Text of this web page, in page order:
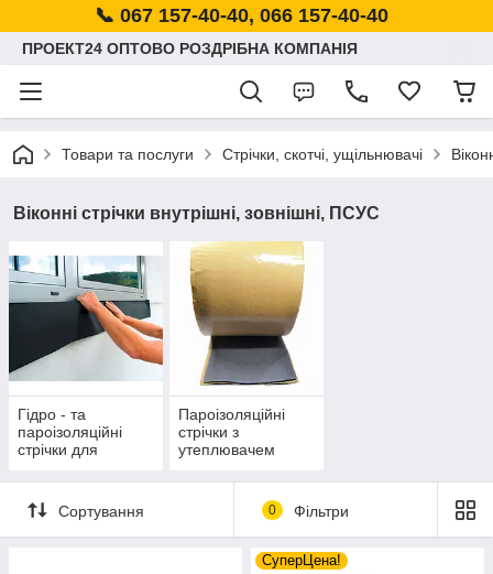
📞 067 157-40-40, 066 157-40-40
ПРОЕКТ24 ОПТОВО РОЗДРІБНА КОМПАНІЯ
Товари та послуги Стрічки, скотчі, ущільнювачі
Віконні стрічки внутрішні, зовнішні, ПСУС
Гідро - та
пароізоляційні
стрічки для
Пароізоляційні
стрічки з
утеплювачем
Сортування 0 Фільтри
СуперЦена!